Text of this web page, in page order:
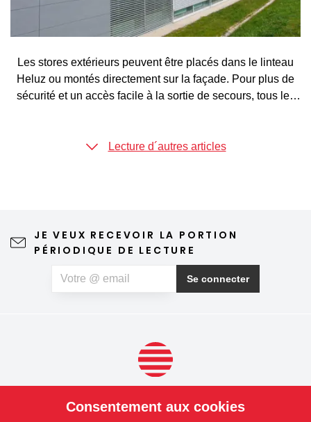
Les stores extérieurs peuvent être placés dans le linteau
Heluz ou montés directement sur la façade. Pour plus de
sécurité et un accès facile à la sortie de secours, tous les
Pour en savoir plus sur les modèles spéciaux de stores
Lecture d´autres articles
JE VEUX RECEVOIR LA PORTION
PÉRIODIQUE DE LECTURE
Se connecter
PRODUITSConsentement aux cookies